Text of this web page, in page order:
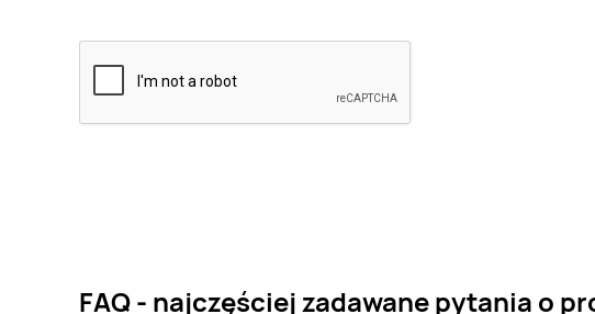
FAQ - najczęściej zadawane pytania o